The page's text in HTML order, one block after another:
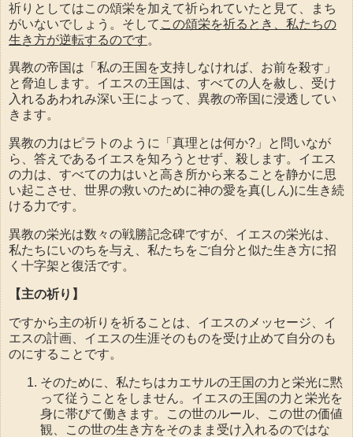
祈りとしてはこの頌栄を加えて祈られていたと見て、まち
がいないでしょう。そして この頌栄を祈るとき、私たちの
生き方が逆転するのです。
異教の帝国は「私の王国を支持しなければ、お前を殺す」
と脅迫します。イエスの王国は、すべての人を赦し、受け
入れるあわれみ深い王によって、異教の帝国に浸透してい
きます。
異教の力はピラトのように「真理とは何か?」と問いなが
ら、答えであるイエスを知ろうとせず、殺します。イエス
の力は、すべての力はいと高き所から来ることを静かに思
い起こさせ、世界の救いのために神の愛を真(しん)に生き続
ける力です。
異教の栄光は数々の戦勝記念碑ですが、イエスの栄光は、
私たちにいのちを与え、私たちをご自分と似た生き方に招
く十字架と復活です。
【主の祈り】
ですから主の祈りを祈ることは、イエスのメッセージ、イ
エスの計画、イエスの生涯そのものを受け止めて自分のも
のにすることです。
そのために、私たちはカエサルの王国の力と栄光に黙
って従うことをしません。イエスの王国の力と栄光を
身に帯びて働きます。この世のルール、この世の価値
観、この世の生き方をそのまま受け入れるのではな